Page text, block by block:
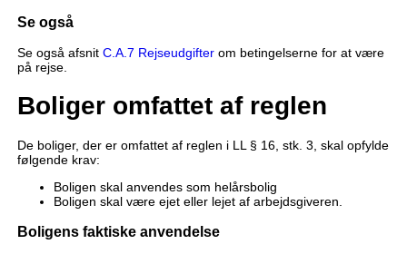
Se også
Se også afsnit C.A.7 Rejseudgifterom betingelserne for at være
på rejse.
Boliger omfattet af reglen
De boliger, der er omfattet af reglen i LL § 16, stk. 3, skal opfylde
følgende krav:
Boligen skal anvendes som helårsbolig
Boligen skal være ejet eller lejet af arbejdsgiveren.
Boligens faktiske anvendelse